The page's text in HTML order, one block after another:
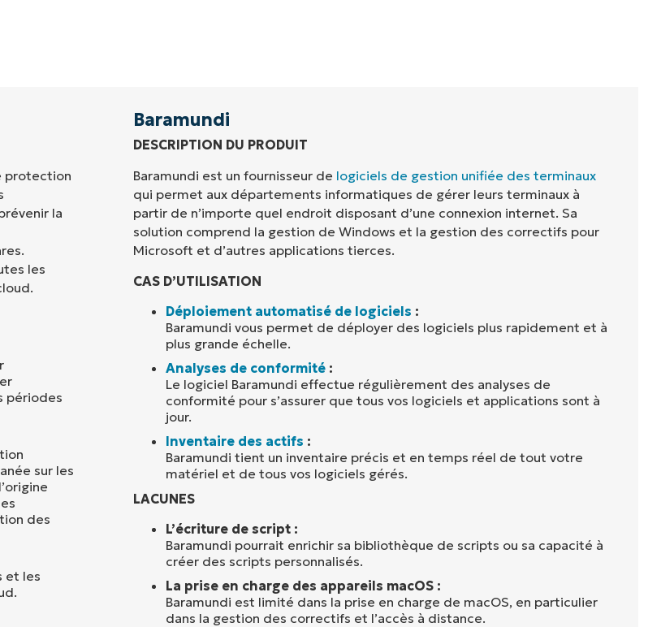
protection
la
les
périodes
sur les
des
et les
Baramundi
DESCRIPTION DU PRODUIT
Baramundi est un fournisseur de logiciels de gestion unifiée des terminaux
qui permet aux départements informatiques de gérer leurs terminaux à
partir de n’importe quel endroit disposant d’une connexion internet. Sa
solution comprend la gestion de Windows et la gestion des correctifs pour
Microsoft et d’autres applications tierces.
CAS D’UTILISATION
Déploiement automatisé de logiciels :
Baramundi vous permet de déployer des logiciels plus rapidement et à
plus grande échelle.
Analyses de conformité :
Le logiciel Baramundi effectue régulièrement des analyses de
conformité pour s’assurer que tous vos logiciels et applications sont à
jour.
Inventaire des actifs :
Baramundi tient un inventaire précis et en temps réel de tout votre
matériel et de tous vos logiciels gérés.
LACUNES
L’écriture de script :
Baramundi pourrait enrichir sa bibliothèque de scripts ou sa capacité à
créer des scripts personnalisés.
La prise en charge des appareils macOS :
Baramundi est limité dans la prise en charge de macOS, en particulier
dans la gestion des correctifs et l’accès à distance.
Company